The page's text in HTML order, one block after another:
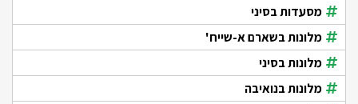
מסעדות בסיני
מלונות בשארם א-שייח'
מלונות בסיני
מלונות בנואיבה